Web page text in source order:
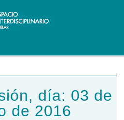
día: 03 de
de 2016